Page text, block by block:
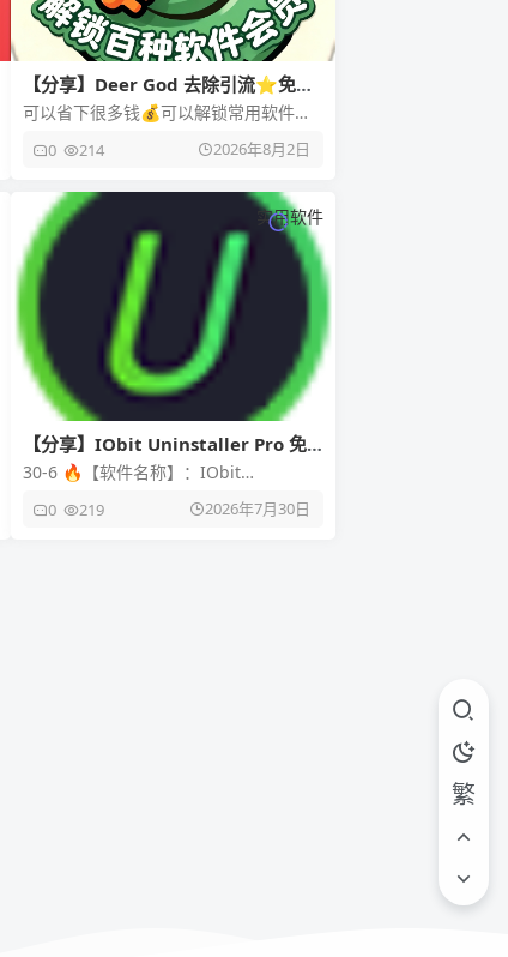
【分享】Deer God 去除引流⭐免
root解锁百种软件会员⭐
可以省下很多钱💰可以解锁常用软件会
Deer God（去除引流⭐）
0 214 2026年8月2日
实用软件
【分享】IObit Uninstaller Pro 免
激活专业版 彻底清除顽固软件与卸载
残留神器
30-6 🔥【软件名称】：IObit
15.6.0
0 219 2026年7月30日
繁